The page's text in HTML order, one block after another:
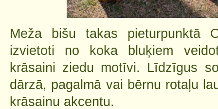
Meža bišu takas pieturpunktā
izvietoti no koka bluķiem
krāsaini ziedu motīvi. Līdzīgus
dārzā, pagalmā vai bērnu rotaļu
krāsainu akcentu.